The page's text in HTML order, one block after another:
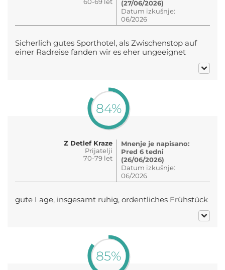
(27/06/2026)
Datum izkušnje:
06/2026
Sicherlich gutes Sporthotel, als Zwischenstop auf
einer Radreise fanden wir es eher ungeeignet
84%
Z Detlef Kraze
Prijatelji
70-79 let
Mnenje je napisano:
Pred 6 tedni
(26/06/2026)
Datum izkušnje:
06/2026
gute Lage, insgesamt ruhig, ordentliches Frühstück
85%